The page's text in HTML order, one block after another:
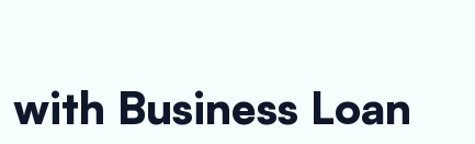
Business Loan